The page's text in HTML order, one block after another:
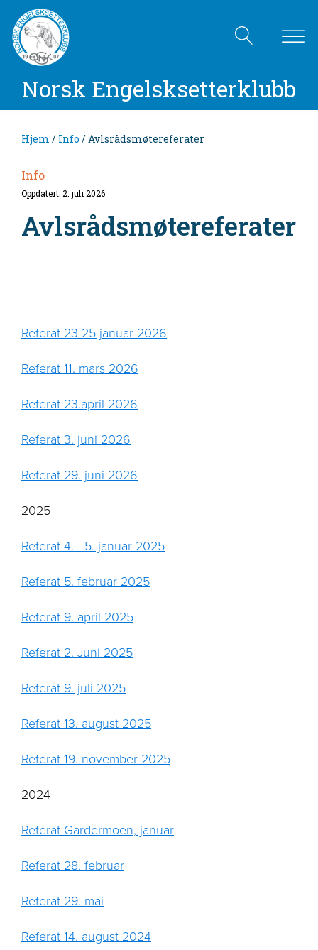
Norsk Engelsksetterklubb
Hjem / Info / Avlsrådsmøtereferater
Info
Oppdatert: 2. juli 2026
Avlsrådsmøtereferater
Referat 23-25 januar 2026
Referat 11. mars 2026
Referat 23.april 2026
Referat 3. juni 2026
Referat 29. juni 2026
2025
Referat 4. - 5. januar 2025
Referat 5. februar 2025
Referat 9. april 2025
Referat 2. Juni 2025
Referat 9. juli 2025
Referat 13. august 2025
Referat 19. november 2025
2024
Referat Gardermoen, januar
Referat 28. februar
Referat 29. mai
Referat 14. august 2024